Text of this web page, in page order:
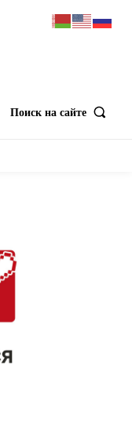
Поиск на сайте